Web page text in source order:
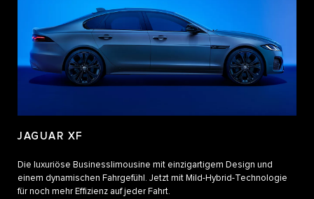
JAGUAR XF
Die luxuriöse Businesslimousine mit einzigartigem Design und
einem dynamischen Fahrgefühl. Jetzt mit Mild-Hybrid-Technologie
für noch mehr Effizienz auf jeder Fahrt.